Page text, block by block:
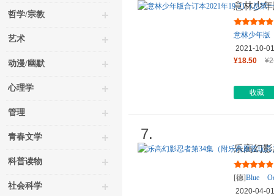
哲学/宗教
艺术
动漫/幽默
心理学
管理
青春文学
科普读物
社会科学
意林少
零六卷）
意林少年版
2021-10-01
¥18.50
收藏
7.
乐高幻
[德]Blue
2020-04-01